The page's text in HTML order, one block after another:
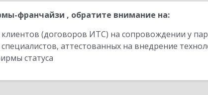
франчайзи , обратите внимание на:
клиентов (договоров ИТС) на сопровождении у
аттестованных на внедрение
статуса